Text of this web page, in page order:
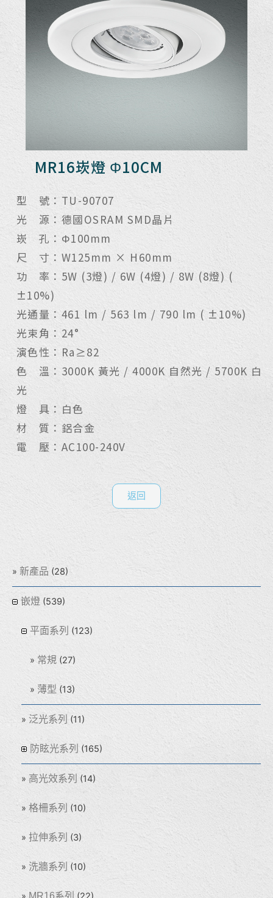
新產品 (28)
嵌燈 (539)
平面系列 (123)
常規 (27)
薄型 (13)
泛光系列 (11)
防眩光系列 (165)
高光效系列 (14)
格柵系列 (10)
拉伸系列 (3)
洗牆系列 (10)
MR16系列
MR16崁燈 Φ10CM
型 號：TU-90707
光 源：德國OSRAM SMD晶片
崁 孔：Φ100mm
尺 寸：W125mm × H60mm
功 率：5W (3燈) / 6W (4燈) / 8W (8燈) (
±10%)
光通量：461 lm / 563 lm / 790 lm ( ±10%)
光束角：24°
演色性：Ra≥82
色 溫：3000K 黃光 / 4000K 自然光 / 5700K 白
光
燈 具：白色
材 質：鋁合金
電 壓：AC100-240V
返回